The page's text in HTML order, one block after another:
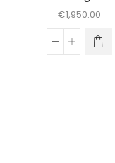
€1,950.00
Interjera,